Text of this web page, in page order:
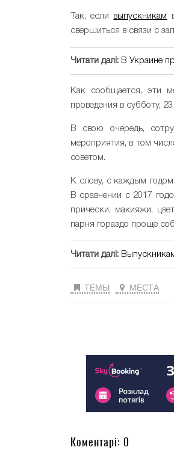
Так, если выпускникам
свершиться в связи с
Читати далі: В Украине
Как сообщается, эти
проведения в субботу,
В свою очередь,
мероприятия, в том
советом.
К слову, с каждым
В сравнении с 2017
прически, макияжи,
парня гораздо проще
Читати далі:
ТЕМЫ МЕСТА
Коментарі: 0